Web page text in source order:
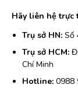
Hãy liên hệ trực
Trụ sở HN: Số
Trụ sở HCM:
Chí Minh
Hotline: 0988